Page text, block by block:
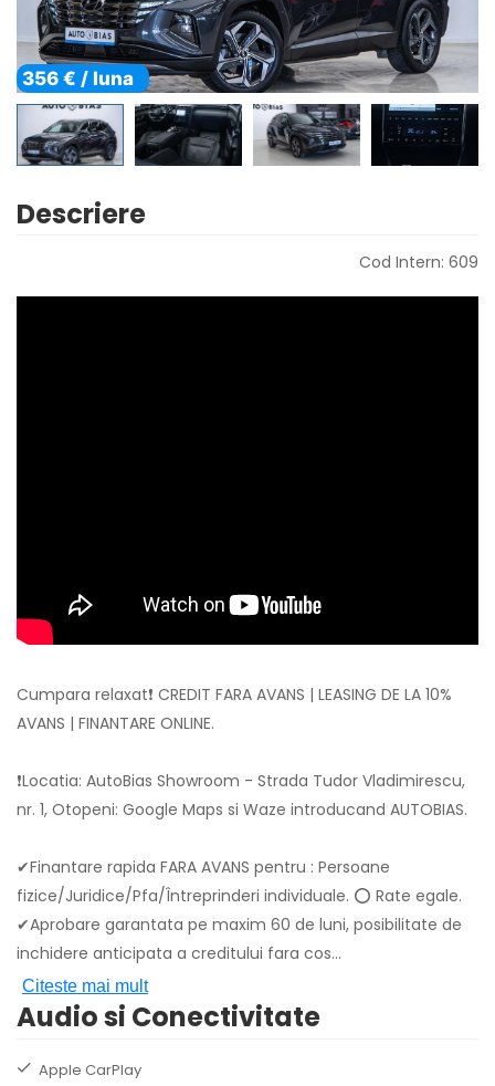
356 € / luna
Descriere
Cod Intern: 609
Cumpara relaxat❗ CREDIT FARA AVANS | LEASING DE LA 10%
AVANS | FINANTARE ONLINE.
❗Locatia: AutoBias Showroom - Strada Tudor Vladimirescu,
nr. 1, Otopeni: Google Maps si Waze introducand AUTOBIAS.
✔Finantare rapida FARA AVANS pentru : Persoane
fizice/Juridice/Pfa/Întreprinderi individuale. ⭕ Rate egale.
✔Aprobare garantata pe maxim 60 de luni, posibilitate de
inchidere anticipata a creditului fara cos...
Citeste mai mult
Audio si Conectivitate
Apple CarPlay